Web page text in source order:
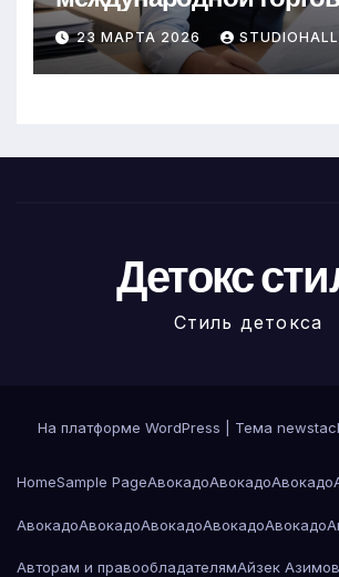
23 МАРТА 2026
Детокс
Стиль детокса
На платформе WordPress Тема
HomeSample PageАвокадоАвокадоАвокадо
АвокадоАвокадоАвокадоАвокадоАвокадо
Авторам и правообладателямАйзек